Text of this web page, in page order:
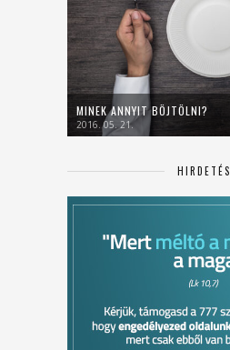
MINEK ANNYIT BÖJTÖLNI?
2016. 05. 21.
HIRDETÉS